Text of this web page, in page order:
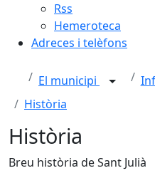
Rss
Hemeroteca
Adreces i telèfons
El municipi
Història
Història
Breu història de Sant Julià